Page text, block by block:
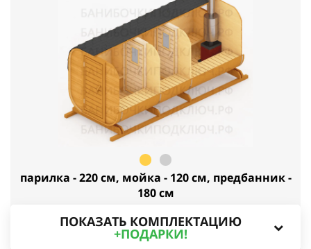
парилка - 220 см, мойка - 120 см, предбанник -
180 см
ПОКАЗАТЬ КОМПЛЕКТАЦИЮ
+ПОДАРКИ!